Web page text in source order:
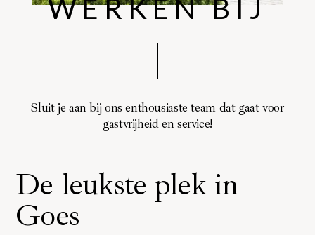
WERKEN BIJ
Sluit je aan bij ons enthousiaste team dat gaat voor
gastvrijheid en service!
De leukste plek in
Goes